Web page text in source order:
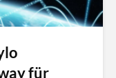
für